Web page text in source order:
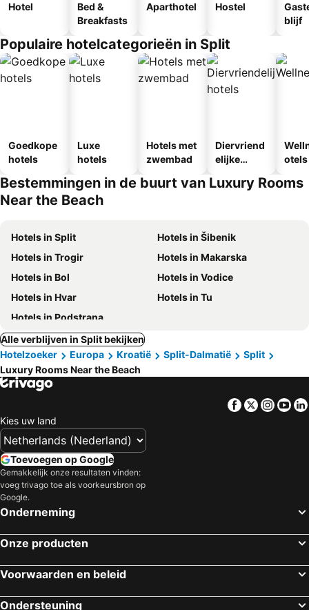
Hotel
Bed &
Breakfasts
Aparthotel Hostel
blijf
Populaire hotelcategorieën in Split
Goedkope
hotels
Luxe
hotels
Hotels met
zwembad
Diervriend
elijke
otels
Bestemmingen in de buurt van Luxury Rooms
Near the Beach
Hotels in Split
Hotels in Šibenik
Hotels in Trogir
Hotels in Makarska
Hotels in Bol
Hotels in Vodice
Hotels in Hvar
Hotels in Tu
Hotels in Podstrana
Alle verblijven in Split bekijken
Hotelzoeker
Europa Kroatië Split-Dalmatië
Split
Luxury Rooms Near the Beach
Facebook
Twitter
Kies uw land
Toevoegen op Google
Gemakkelijk onze resultaten vinden:
voeg trivago toe als voorkeursbron op
Google.
Onderneming
Onze producten
Voorwaarden en beleid
Ondersteuning